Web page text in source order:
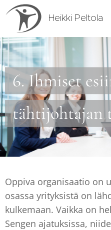
Heikki Peltola
6. Ihmiset
tähtijohtajan
Oppiva organisaatio on
osassa yrityksistä on
kulkemaan. Vaikka on
Sengen ajatuksissa,